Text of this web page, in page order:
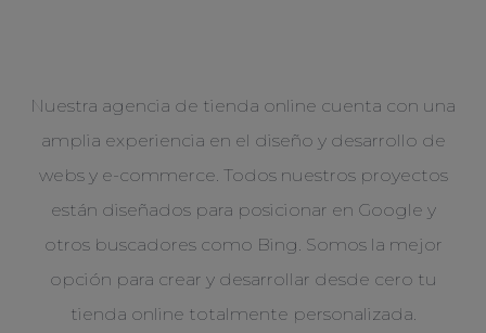
Nuestra agencia de tienda online cuenta con una
amplia experiencia en el diseño y desarrollo de
webs y e-commerce. Todos nuestros proyectos
están diseñados para posicionar en Google y
otros buscadores como Bing. Somos la mejor
opción para crear y desarrollar desde cero tu
tienda online totalmente personalizada.